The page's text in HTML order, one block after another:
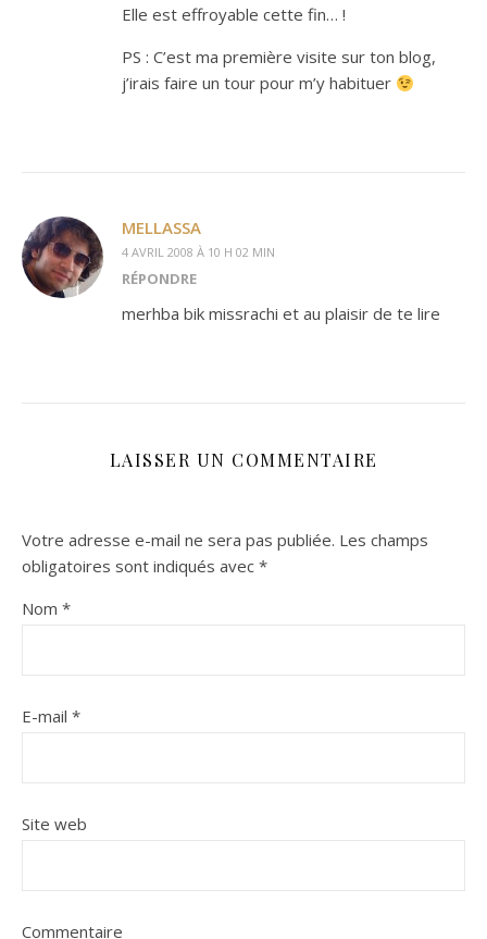
Elle est effroyable cette fin… !
PS : C’est ma première visite sur ton blog,
j’irais faire un tour pour m’y habituer
MELLASSA
4 AVRIL 2008 À 10 H 02 MIN
RÉPONDRE
merhba bik missrachi et au plaisir de te lire
LAISSER UN COMMENTAIRE
Votre adresse e-mail ne sera pas publiée. Les champs
obligatoires sont indiqués avec *
Nom *
E-mail *
Site web
Commentaire